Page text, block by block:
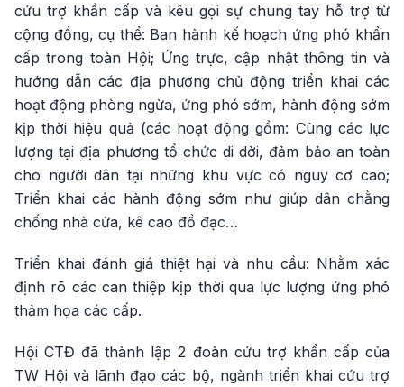
cứu trợ khẩn cấp và kêu gọi sự chung tay hỗ trợ từ
cộng đồng, cụ thể: Ban hành kế hoạch ứng phó khẩn
cấp trong toàn Hội; Ứng trực, cập nhật thông tin và
hướng dẫn các địa phương chủ động triển khai các
hoạt động phòng ngừa, ứng phó sớm, hành động sớm
kịp thời hiệu quả (các hoạt động gồm: Cùng các lực
lượng tại địa phương tổ chức di dời, đảm bảo an toàn
cho người dân tại những khu vực có nguy cơ cao;
Triển khai các hành động sớm như giúp dân chằng
chống nhà cửa, kê cao đồ đạc…
Triển khai đánh giá thiệt hại và nhu cầu: Nhằm xác
định rõ các can thiệp kịp thời qua lực lượng ứng phó
thảm họa các cấp.
Hội CTĐ đã thành lập 2 đoàn cứu trợ khẩn cấp của
TW Hội và lãnh đạo các bộ, ngành triển khai cứu trợ